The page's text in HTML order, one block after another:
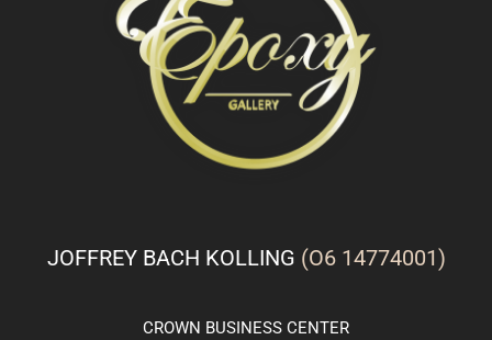
JOFFREY BACH KOLLING (O6 14774001)
CROWN BUSINESS CENTER